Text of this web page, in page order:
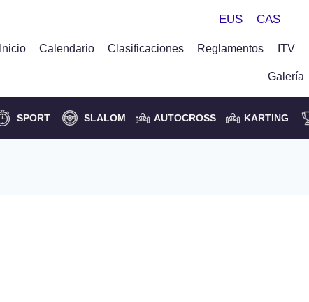
EUS CAS
Inicio Calendario Clasificaciones Reglamentos ITV
Galería
SPORT SLALOM AUTOCROSS KARTING